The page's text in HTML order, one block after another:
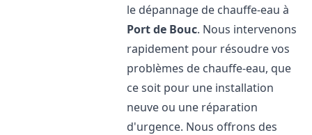
le dépannage de chauffe-eau à
Port de Bouc. Nous intervenons
rapidement pour résoudre vos
problèmes de chauffe-eau, que
ce soit pour une installation
neuve ou une réparation
d'urgence. Nous offrons des